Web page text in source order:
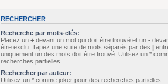
RECHERCHER
Recherche par mots-clés:
Placez un + devant un mot qui doit être trouvé et un -
être exclu. Tapez une suite de mots séparés par des |
uniquement un des mots doit être trouvé. Utilisez un *
recherches partielles.
Rechercher par auteur:
Utilisez un * comme joker pour des recherches partielles.